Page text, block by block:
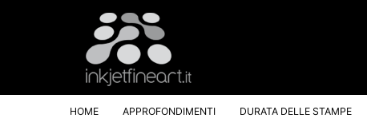
HOME APPROFONDIMENTI DURATA DELLE STAMPE